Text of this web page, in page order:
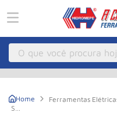
O que você procura hoje?
Ferramentas
Serra